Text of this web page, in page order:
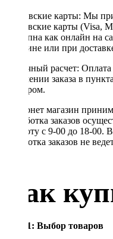
Банковские карты: Мы
банковские карты (Visa,
доступна как онлайн на
магазине или при
Наличный расчет:
получении заказа в
курьером.
Интернет магазин
Обработка заказов
Субботу с 9-00 до 18-00.
обработка заказов не
Как
Шаг 1: Выбор товаров